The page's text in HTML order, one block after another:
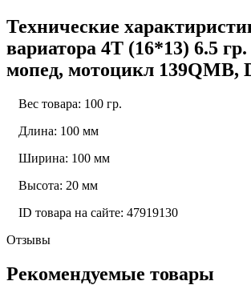
Технические
вариатора 4Т (16*13) 6.5 гр.
мопед, мотоцикл 139QMB,
Вес товара: 100 гр.
Длина: 100 мм
Ширина: 100 мм
Высота: 20 мм
ID товара на сайте: 47919130
Отзывы
Рекомендуемые товары